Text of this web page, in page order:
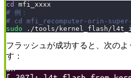
cd
mfi_xxxx
# 例：
# cd mfi_recomputer-orin-
sudo ./tools/kernel_flash/
フラッシュが成功すると、次のよ
す：